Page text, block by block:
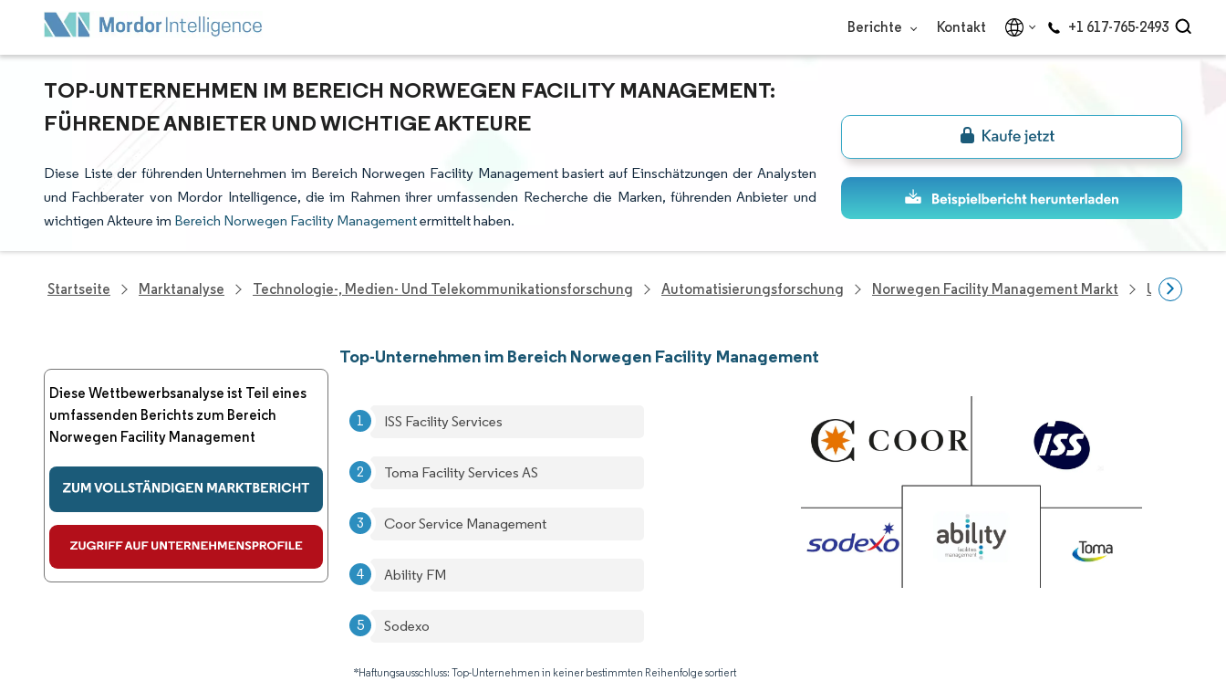
Berichte Kontakt +1 617-765-2493
TOP-UNTERNEHMEN IM BEREICH NORWEGEN FACILITY MANAGEMENT:
FÜHRENDE ANBIETER UND WICHTIGE AKTEURE
Diese Liste der führenden Unternehmen im Bereich Norwegen Facility Management basiert auf Einschätzungen der Analysten
und Fachberater von Mordor Intelligence, die im Rahmen ihrer umfassenden Recherche die Marken, führenden Anbieter und
wichtigen Akteure im Bereich Norwegen Facility Managementermittelt haben.
Startseite Marktanalyse Technologie-, Medien- Und Telekommunikationsforschung Automatisierungsforschung Norwegen Facility Management Markt
Diese Wettbewerbsanalyse ist Teil eines
umfassenden Berichts zum Bereich
Norwegen Facility Management
Top-Unternehmen im Bereich Norwegen Facility Management
ISS Facility Services
Toma Facility Services AS
Coor Service Management
Ability FM
Sodexo
*Haftungsausschluss: Top-Unternehmen in keiner bestimmten Reihenfolge sortiert